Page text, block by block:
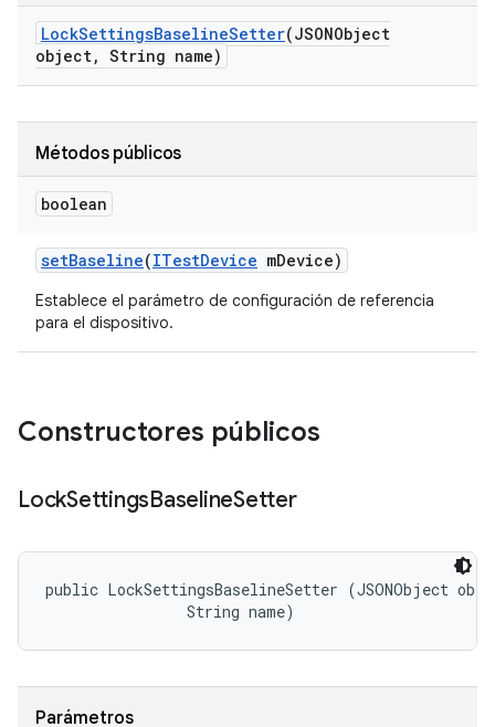
LockSettingsBaselineSetter(JSONObject
object, String name)
Métodos públicos
boolean
setBaseline(ITestDevice mDevice)
Establece el parámetro de configuración de referencia
para el dispositivo.
Constructores públicos
LockSettingsBaselineSetter
public LockSettingsBaselineSetter (JSONObject
                String name)
Parámetros